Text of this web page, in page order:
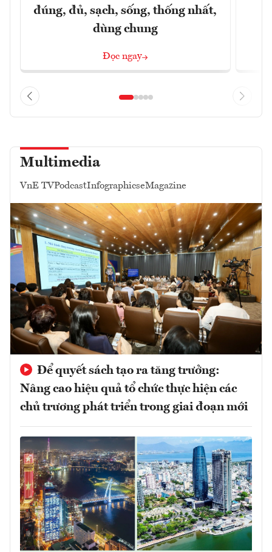
đúng, đủ, sạch, sống, thống nhất,
dùng chung
Đọc ngay
Multimedia
VnE TVPodcastInfographicseMagazine
Để quyết sách tạo ra tăng trưởng:
Nâng cao hiệu quả tổ chức thực hiện các
chủ trương phát triển trong giai đoạn mới